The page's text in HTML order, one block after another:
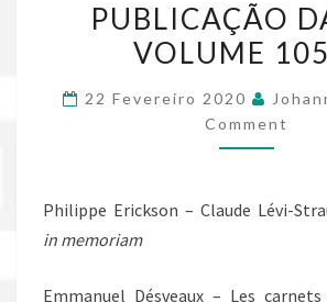
DA
JSA
105-
2
PUBLICAÇÃO
VOLUME
22 Fevereiro 2020
Comment
Philippe Erickson – Claude Lévi-
in memoriam
Emmanuel Désveaux – Les